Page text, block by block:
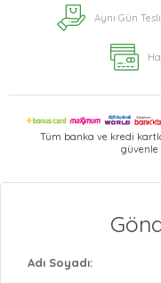
Aynı Gün
Tüm banka ve kredi
güvenle
Adı Soyadı: